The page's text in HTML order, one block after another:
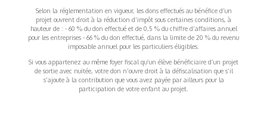
Selon la réglementation en vigueur, les dons effectués au bénéfice d’un
projet ouvrent droit à la réduction d’impôt sous certaines conditions, à
hauteur de : - 60 % du don effectué et de 0,5 % du chiffre d’affaires annuel
pour les entreprises - 66 % du don effectué, dans la limite de 20 % du revenu
imposable annuel pour les particuliers éligibles.
Si vous appartenez au même foyer fiscal qu’un élève bénéficiaire d’un projet
de sortie avec nuitée, votre don n’ouvre droit à la défiscalisation que s’il
s’ajoute à la contribution que vous avez payée par ailleurs pour la
participation de votre enfant au projet.